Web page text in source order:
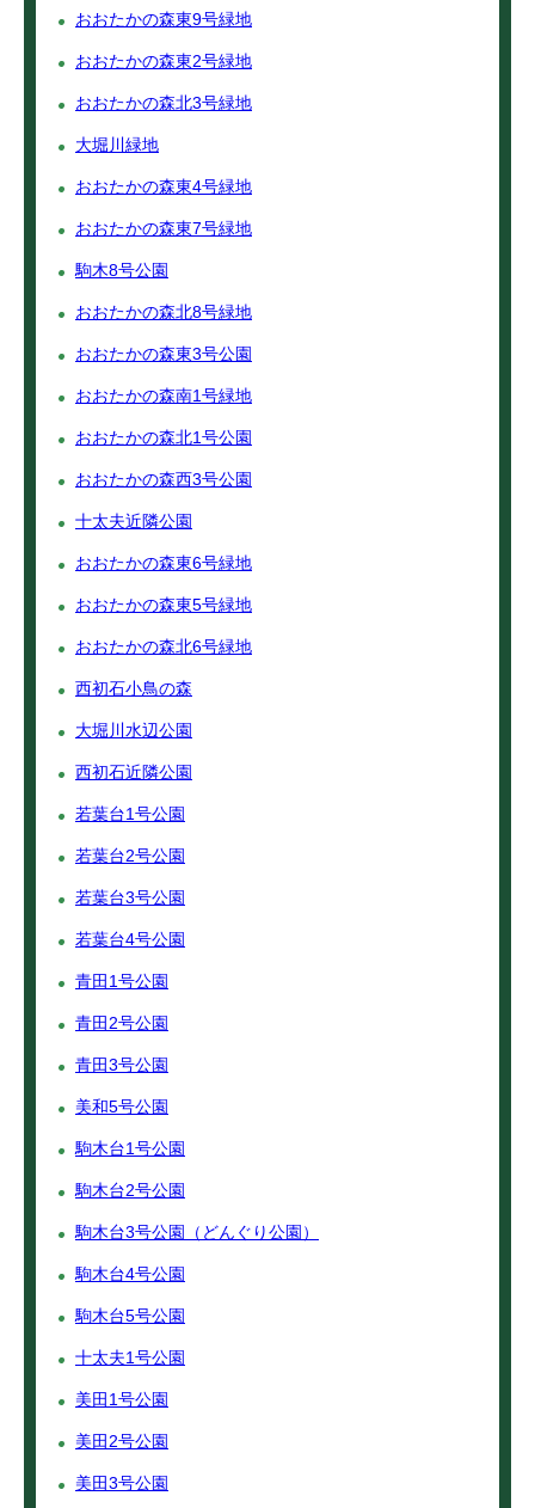
おおたかの森東9号緑地
おおたかの森東2号緑地
おおたかの森北3号緑地
大堀川緑地
おおたかの森東4号緑地
おおたかの森東7号緑地
駒木8号公園
おおたかの森北8号緑地
おおたかの森東3号公園
おおたかの森南1号緑地
おおたかの森北1号公園
おおたかの森西3号公園
十太夫近隣公園
おおたかの森東6号緑地
おおたかの森東5号緑地
おおたかの森北6号緑地
西初石小鳥の森
大堀川水辺公園
西初石近隣公園
若葉台1号公園
若葉台2号公園
若葉台3号公園
若葉台4号公園
青田1号公園
青田2号公園
青田3号公園
美和5号公園
駒木台1号公園
駒木台2号公園
駒木台3号公園（どんぐり公園）
駒木台4号公園
駒木台5号公園
十太夫1号公園
美田1号公園
美田2号公園
美田3号公園